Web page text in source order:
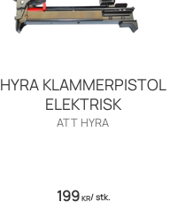
HYRA KLAMMERPISTOL
ELEKTRISK
ATT HYRA
199KR/stk.